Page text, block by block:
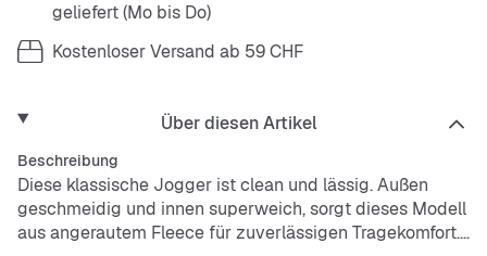
geliefert (Mo bis Do)
Kostenloser Versand ab 59 CHF
Über diesen Artikel
Beschreibung
Diese klassische Jogger ist clean und lässig. Außen
geschmeidig und innen superweich, sorgt dieses Modell
aus angerautem Fleece für zuverlässigen Tragekomfort.